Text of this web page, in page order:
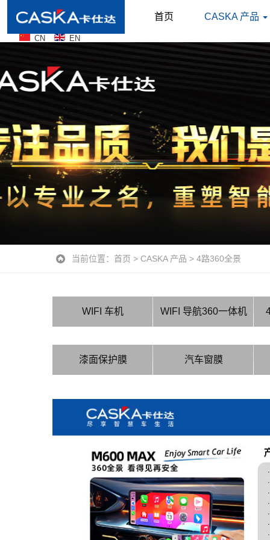
首页 CASKA 产品
CN EN
当前位置： 首页 > CASKA 产品 > 4路360全景
WIFI 车机 WIFI 导航360一体机
漆面保护膜 汽车窗膜